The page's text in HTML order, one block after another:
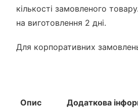
кількості замовленого
на виготовлення 2 дні.
Для корпоративних
Опис Додаткова